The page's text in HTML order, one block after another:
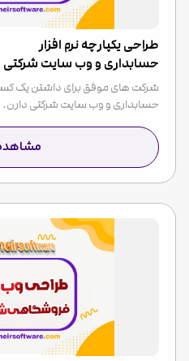
طراحی یکپارچه نرم افزار
حسابداری و وب سایت شرکتی
شرکت های موفق برای داشتن یک کسب
حسابداری و وب سایت شرکتی دارن.